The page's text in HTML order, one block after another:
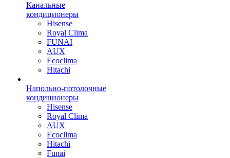
Канальные
кондиционеры
Hisense
Royal Clima
FUNAI
AUX
Ecoclima
Hitachi
Напольно-потолочные
кондиционеры
Hisense
Royal Clima
AUX
Ecoclima
Hitachi
Funai